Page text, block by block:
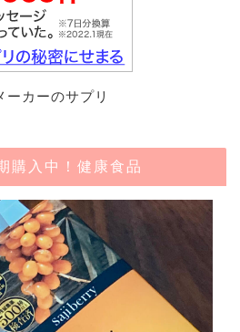
カーのサプリ
購入中！健康食品